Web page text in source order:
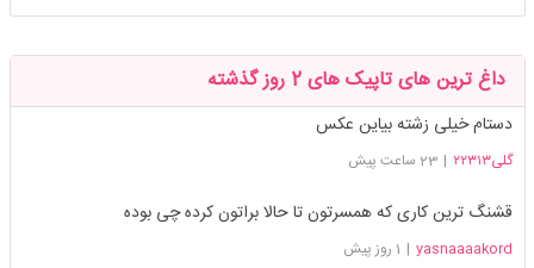
داغ ترین های تاپیک های 2 روز گذشته
دستام خیلی زشته بیاین عکس
گلی۲۲۳۱۳ | 23 ساعت پیش
قشنگ ترین کاری که همسرتون تا حالا براتون کرده چی بوده
yasnaaaakord
| 1 روز پیش